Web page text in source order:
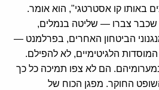
באותו קו אסטרטגי", הוא אומר.
צברו — שליטה בנמלים,
הביטחון האחרים, בפרלמנט —
הלגיטימיים, לא להפילם.
הם לא צפו תמיכה כל כך
החוקר. מפגן הכוח של